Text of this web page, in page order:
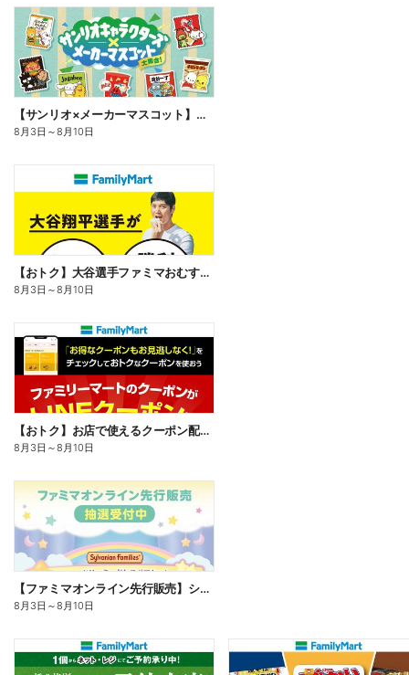
【サンリオ×メーカーマスコット】オリジナルグッズ貰える!
8月3日 ～8月10日
【おトク】大谷選手ファミマおむすび割
8月3日 ～8月10日
【おトク】お店で使えるクーポン配信中
8月3日 ～8月10日
【ファミマオンライン先行販売】シルバニアファミリー
8月3日 ～8月10日